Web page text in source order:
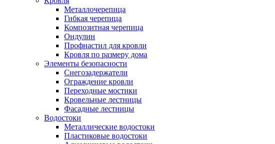
Металлочерепица
Гибкая черепица
Композитная черепица
Ондулин
Профнастил для кровли
Кровля по размеру дома
Элементы безопасности
Снегозадержатели
Ограждение кровли
Переходные мостики
Кровельные лестницы
Фасадные лестницы
Водостоки
Металлические водостоки
Пластиковые водостоки